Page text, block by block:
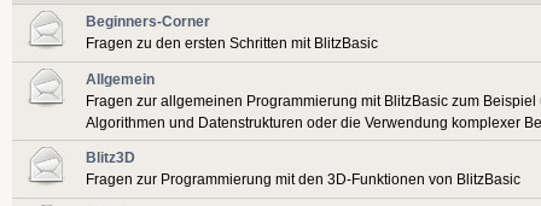
Beginners-Corner
Fragen zu den ersten Schritten mit BlitzBasic
Allgemein
Fragen zur allgemeinen Programmierung mit BlitzBasic zum Beispiel
Algorithmen und Datenstrukturen oder die Verwendung komplexer
Blitz3D
Fragen zur Programmierung mit den 3D-Funktionen von BlitzBasic